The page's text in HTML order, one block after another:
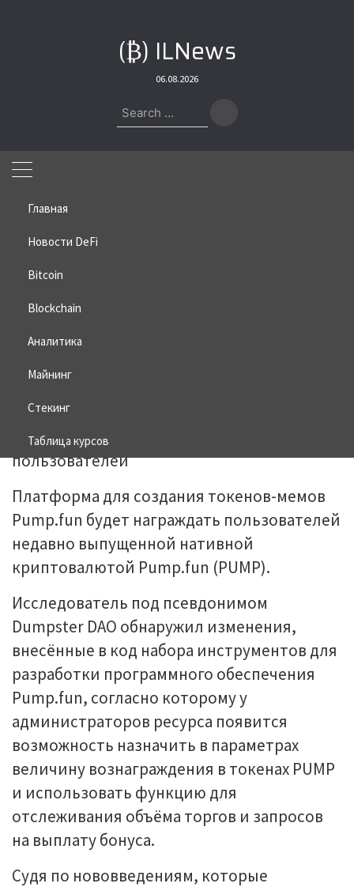
(₿) ILNews
06.08.2026
Search
for:
Главная
Новости DeFi
Bitcoin
Blockchain
Аналитика
Майнинг
Стекинг
Таблица курсов
Home»Bitcoin
своих пользователей
Платформа для создания токенов-мемов
Pump.fun будет награждать пользователей
недавно выпущенной нативной
криптовалютой Pump.fun (PUMP).
Исследователь под псевдонимом
Dumpster DAO обнаружил изменения,
внесённые в код набора инструментов для
разработки программного обеспечения
Pump.fun, согласно которому у
администраторов ресурса появится
возможность назначить в параметрах
величину вознаграждения в токенах PUMP
и использовать функцию для
отслеживания объёма торгов и запросов
на выплату бонуса.
Судя по нововведениям, которые